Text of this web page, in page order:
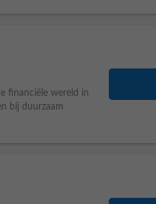
financiële wereld in
bij duurzaam